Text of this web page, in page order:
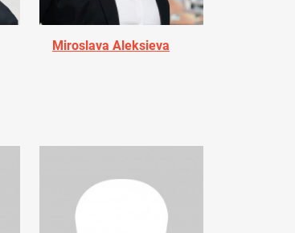
Miroslava Aleksieva